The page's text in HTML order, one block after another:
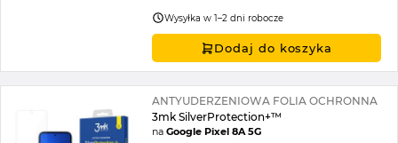
Wysyłka w 1–2 dni robocze
Dodaj do koszyka
ANTYUDERZENIOWA FOLIA OCHRONNA
3mk SilverProtection+™
naGoogle Pixel 8A 5G